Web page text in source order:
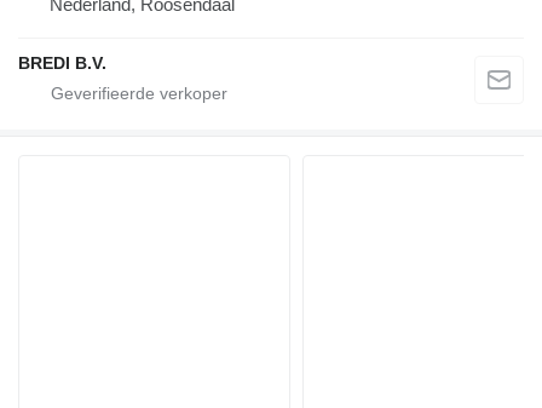
Nederland, Roosendaal
BREDI B.V.